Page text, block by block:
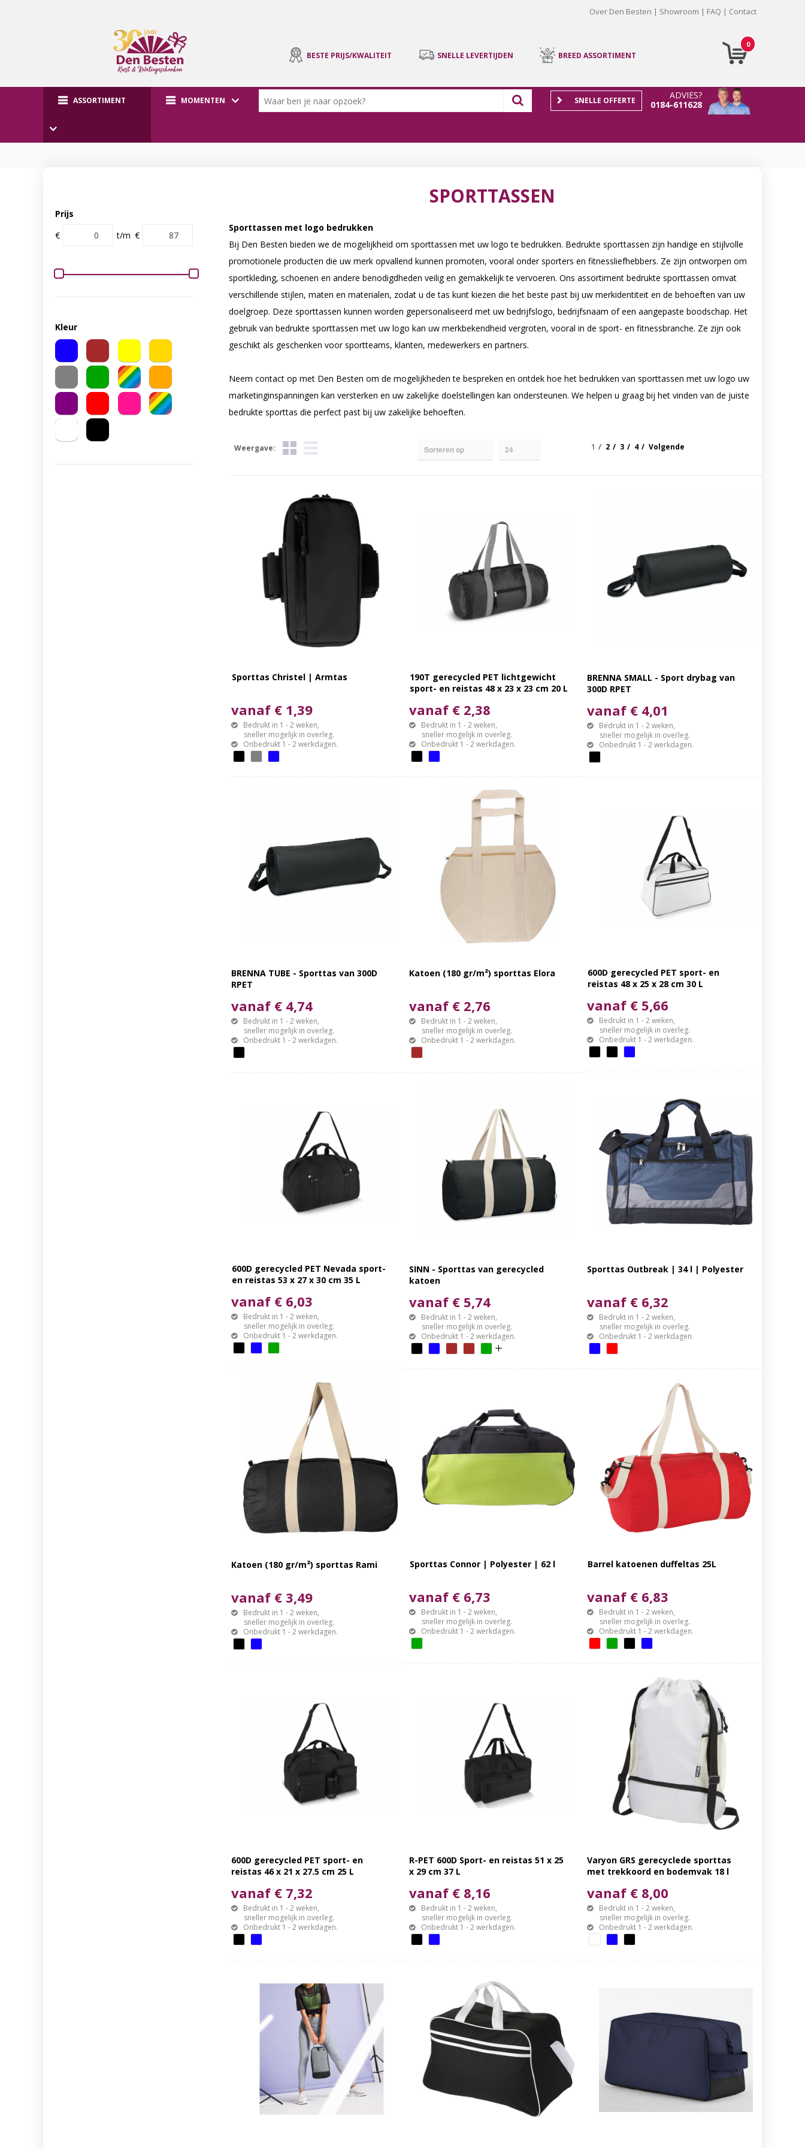
Over Den Besten Showroom FAQ Contact
0
BESTE PRIJS/KWALITEIT SNELLE LEVERTIJDEN BREED ASSORTIMENT
ASSORTIMENT MOMENTEN
ADVIES?
0184-611628
SNELLE OFFERTE
Prijs
€
t/m €
Kleur
SPORTTASSEN
Sporttassen met logo bedrukken
Bij Den Besten bieden we de mogelijkheid om sporttassen met uw logo te bedrukken. Bedrukte sporttassen zijn handige en stijlvolle
promotionele producten die uw merk opvallend kunnen promoten, vooral onder sporters en fitnessliefhebbers. Ze zijn ontworpen om
sportkleding, schoenen en andere benodigdheden veilig en gemakkelijk te vervoeren. Ons assortiment bedrukte sporttassen omvat
verschillende stijlen, maten en materialen, zodat u de tas kunt kiezen die het beste past bij uw merkidentiteit en de behoeften van uw
doelgroep. Deze sporttassen kunnen worden gepersonaliseerd met uw bedrijfslogo, bedrijfsnaam of een aangepaste boodschap. Het
gebruik van bedrukte sporttassen met uw logo kan uw merkbekendheid vergroten, vooral in de sport- en fitnessbranche. Ze zijn ook
geschikt als geschenken voor sportteams, klanten, medewerkers en partners.
Neem contact op met Den Besten om de mogelijkheden te bespreken en ontdek hoe het bedrukken van sporttassen met uw logo uw
marketinginspanningen kan versterken en uw zakelijke doelstellingen kan ondersteunen. We helpen u graag bij het vinden van de juiste
bedrukte sporttas die perfect past bij uw zakelijke behoeften.
Weergave: 1 2 3 4 Volgende
Sporttas Christel | Armtas
vanaf € 1,39
Bedrukt in 1 - 2 weken,
sneller mogelijk in overleg.
Onbedrukt 1 - 2 werkdagen.
190T gerecycled PET lichtgewicht
sport- en reistas 48 x 23 x 23 cm 20 L
vanaf € 2,38
Bedrukt in 1 - 2 weken,
sneller mogelijk in overleg.
Onbedrukt 1 - 2 werkdagen.
BRENNA SMALL - Sport drybag van
300D RPET
vanaf € 4,01
Bedrukt in 1 - 2 weken,
sneller mogelijk in overleg.
Onbedrukt 1 - 2 werkdagen.
BRENNA TUBE - Sporttas van 300D
RPET
vanaf € 4,74
Bedrukt in 1 - 2 weken,
sneller mogelijk in overleg.
Onbedrukt 1 - 2 werkdagen.
Katoen (180 gr/m²) sporttas Elora
vanaf € 2,76
Bedrukt in 1 - 2 weken,
sneller mogelijk in overleg.
Onbedrukt 1 - 2 werkdagen.
600D gerecycled PET sport- en
reistas 48 x 25 x 28 cm 30 L
vanaf € 5,66
Bedrukt in 1 - 2 weken,
sneller mogelijk in overleg.
Onbedrukt 1 - 2 werkdagen.
600D gerecycled PET Nevada sport-
en reistas 53 x 27 x 30 cm 35 L
vanaf € 6,03
Bedrukt in 1 - 2 weken,
sneller mogelijk in overleg.
Onbedrukt 1 - 2 werkdagen.
SINN - Sporttas van gerecycled
katoen
vanaf € 5,74
Bedrukt in 1 - 2 weken,
sneller mogelijk in overleg.
Onbedrukt 1 - 2 werkdagen.
Sporttas Outbreak | 34 l | Polyester
vanaf € 6,32
Bedrukt in 1 - 2 weken,
sneller mogelijk in overleg.
Onbedrukt 1 - 2 werkdagen.
Katoen (180 gr/m²) sporttas Rami
vanaf € 3,49
Bedrukt in 1 - 2 weken,
sneller mogelijk in overleg.
Onbedrukt 1 - 2 werkdagen.
Sporttas Connor | Polyester | 62 l
vanaf € 6,73
Bedrukt in 1 - 2 weken,
sneller mogelijk in overleg.
Onbedrukt 1 - 2 werkdagen.
Barrel katoenen duffeltas 25L
vanaf € 6,83
Bedrukt in 1 - 2 weken,
sneller mogelijk in overleg.
Onbedrukt 1 - 2 werkdagen.
600D gerecycled PET sport- en
reistas 46 x 21 x 27.5 cm 25 L
vanaf € 7,32
Bedrukt in 1 - 2 weken,
sneller mogelijk in overleg.
Onbedrukt 1 - 2 werkdagen.
R-PET 600D Sport- en reistas 51 x 25
x 29 cm 37 L
vanaf € 8,16
Bedrukt in 1 - 2 weken,
sneller mogelijk in overleg.
Onbedrukt 1 - 2 werkdagen.
Varyon GRS gerecyclede sporttas
met trekkoord en bodemvak 18 l
vanaf € 8,00
Bedrukt in 1 - 2 weken,
sneller mogelijk in overleg.
Onbedrukt 1 - 2 werkdagen.